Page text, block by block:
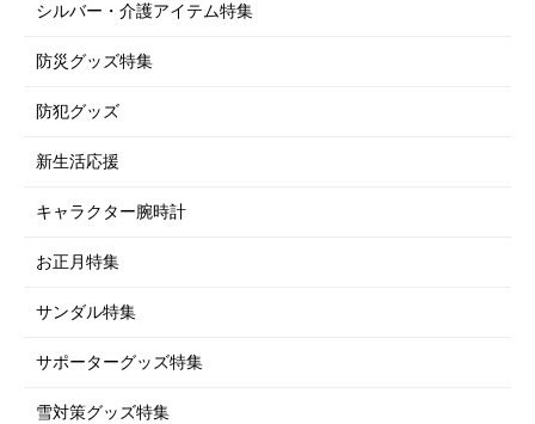
シルバー・介護アイテム特集
防災グッズ特集
防犯グッズ
新生活応援
キャラクター腕時計
お正月特集
サンダル特集
サポーターグッズ特集
雪対策グッズ特集